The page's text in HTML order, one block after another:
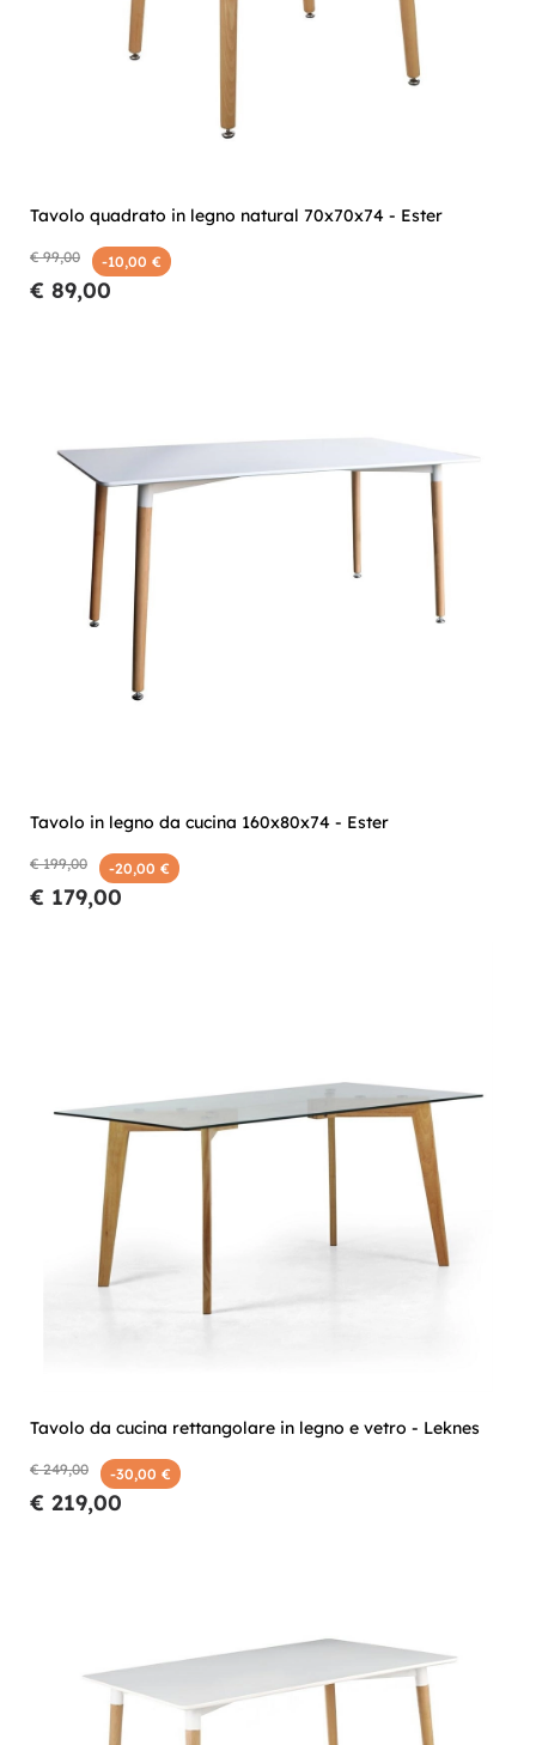
Tavolo quadrato in legno natural 70x70x74 - Ester
€ 99,00 -10,00 €
€ 89,00
Tavolo in legno da cucina 160x80x74 - Ester
€ 199,00 -20,00 €
€ 179,00
Tavolo da cucina rettangolare in legno e vetro - Leknes
€ 249,00 -30,00 €
€ 219,00